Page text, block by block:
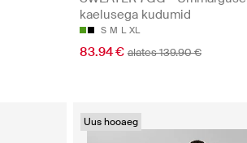
kaelusega kudumid
S M L XL
83.94 € alates 139.90 €
Uus hooaeg